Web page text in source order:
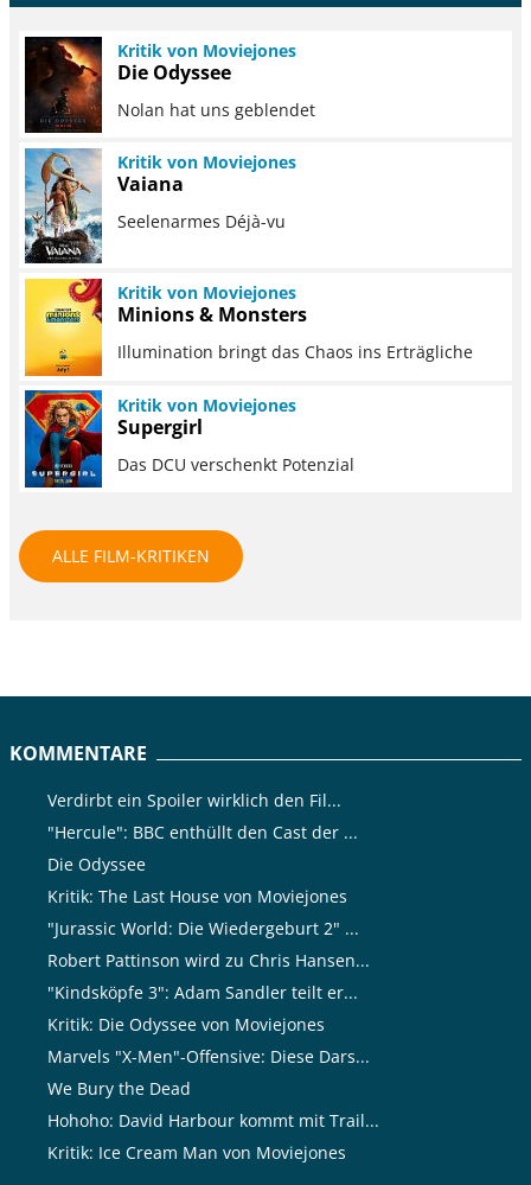
Kritik von Moviejones
Die Odyssee
Nolan hat uns geblendet
Kritik von Moviejones
Vaiana
Seelenarmes Déjà-vu
Kritik von Moviejones
Minions & Monsters
Illumination bringt das Chaos ins Erträgliche
Kritik von Moviejones
Supergirl
Das DCU verschenkt Potenzial
ALLE FILM-KRITIKEN
KOMMENTARE
Verdirbt ein Spoiler wirklich den Fil...
"Hercule": BBC enthüllt den Cast der ...
Die Odyssee
Kritik: The Last House von Moviejones
"Jurassic World: Die Wiedergeburt 2" ...
Robert Pattinson wird zu Chris Hansen...
"Kindsköpfe 3": Adam Sandler teilt er...
Kritik: Die Odyssee von Moviejones
Marvels "X-Men"-Offensive: Diese Dars...
We Bury the Dead
Hohoho: David Harbour kommt mit Trail...
Kritik: Ice Cream Man von Moviejones